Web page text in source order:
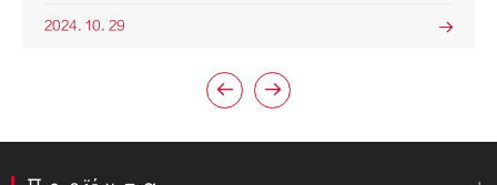
2024. 10. 29 
 